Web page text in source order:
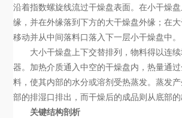
沿着指数螺旋线流过干燥盘表面。在小干燥
缘，并在外缘落到下方的大干燥盘外缘；在
移动并从中间落料口落入下一层小干燥盘中。
大小干燥盘上下交替排列，物料得以连
器。加热介质通入中空的干燥盘内，热量通
料，使其内部的水分或溶剂受热蒸发。蒸发
部的排湿口排出，而干燥后的成品则从底部的
关键结构剖析